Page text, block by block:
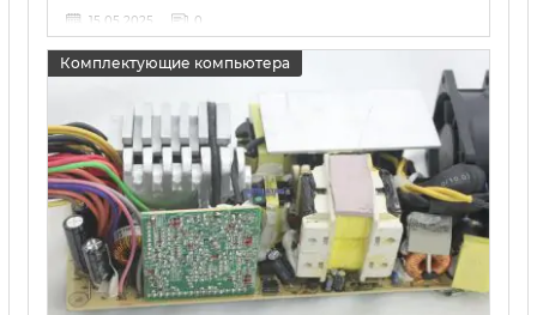
15 05 2025 0
Комплектующие компьютера